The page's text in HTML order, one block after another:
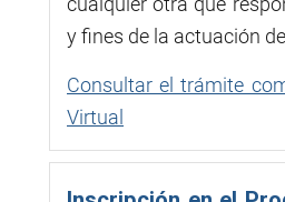
y fines de la actuación
Consultar el trámite
Virtual